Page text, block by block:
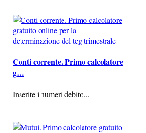
Conti corrente. Primo calcolatore
g…
Inserite i numeri debito...